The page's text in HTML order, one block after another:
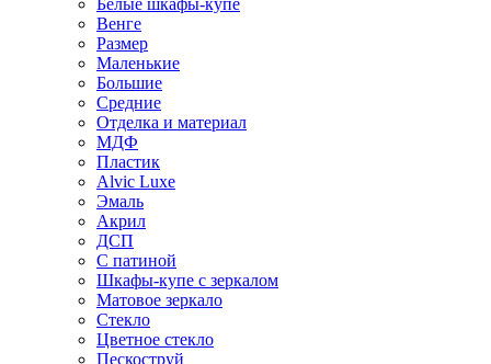
Белые шкафы-купе
Венге
Размер
Маленькие
Большие
Средние
Отделка и материал
МДФ
Пластик
Alvic Luxe
Эмаль
Акрил
ДСП
С патиной
Шкафы-купе с зеркалом
Матовое зеркало
Стекло
Цветное стекло
Пескоструй